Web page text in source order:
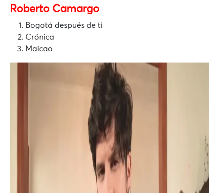
Roberto Camargo
Bogotá después de ti
Crónica
Maicao